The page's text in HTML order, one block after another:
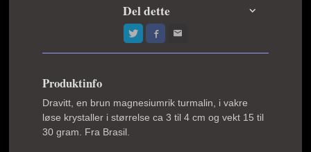
Del dette
Produktinfo
Dravitt, en brun magnesiumrik turmalin, i vakre
løse krystaller i størrelse ca 3 til 4 cm og vekt 15 til
30 gram. Fra Brasil.